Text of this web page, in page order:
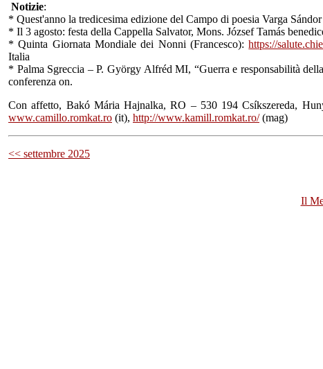
Notizie:
* Quest'anno la tredicesima edizione del Campo di poesia Varga
* Il 3 agosto: festa della Cappella Salvator, Mons. József Tamás
* Quinta Giornata Mondiale dei Nonni (Francesco):https://
Italia
* Palma Sgreccia – P. György Alfréd MI, “Guerra e responsabilità
conferenza on.
Con affetto, Bakó Mária Hajnalka, RO – 530 194 Csíkszereda,
www.camillo.romkat.ro (it), http://www.kamill.romkat.ro/(mag)
<< settembre 2025
Il